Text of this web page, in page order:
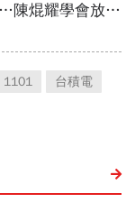
1101
台積電